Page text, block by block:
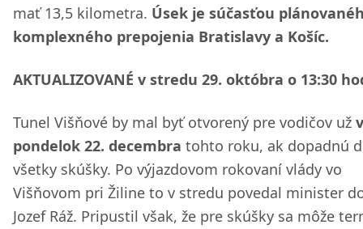
mať 13,5 kilometra. Úsek je súčasťou
komplexného prepojenia Bratislavy a Košíc.
AKTUALIZOVANÉ v stredu 29. októbra o 13:30
Tunel Višňové by mal byť otvorený pre vodičov už v
pondelok 22. decembra tohto roku, ak dopadnú
všetky skúšky. Po výjazdovom rokovaní vlády vo
Višňovom pri Žiline to v stredu povedal minister
Jozef Ráž. Pripustil však, že pre skúšky sa môže